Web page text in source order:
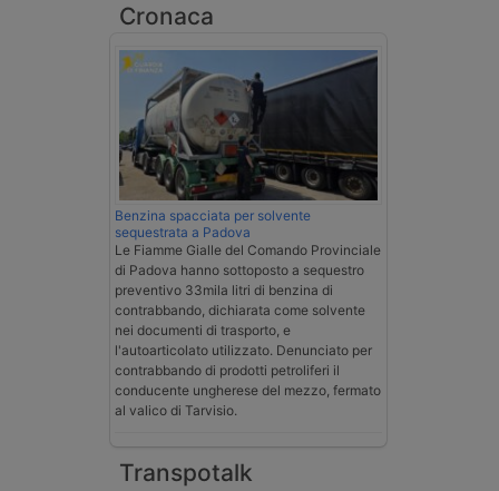
Cronaca
Benzina spacciata per solvente
sequestrata a Padova
Le Fiamme Gialle del Comando Provinciale
di Padova hanno sottoposto a sequestro
preventivo 33mila litri di benzina di
contrabbando, dichiarata come solvente
nei documenti di trasporto, e
l'autoarticolato utilizzato. Denunciato per
contrabbando di prodotti petroliferi il
conducente ungherese del mezzo, fermato
al valico di Tarvisio.
Transpotalk